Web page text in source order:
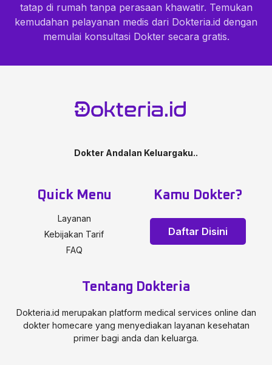
tatap di rumah tanpa perasaan khawatir. Temukan
kemudahan pelayanan medis dari Dokteria.id dengan
memulai konsultasi Dokter secara gratis.
Dokter Andalan Keluargaku..
Quick Menu
Layanan
Kebijakan Tarif
FAQ
Kamu Dokter?
Daftar Disini
Tentang Dokteria
Dokteria.id merupakan platform medical services online dan
dokter homecare yang menyediakan layanan kesehatan
primer bagi anda dan keluarga.